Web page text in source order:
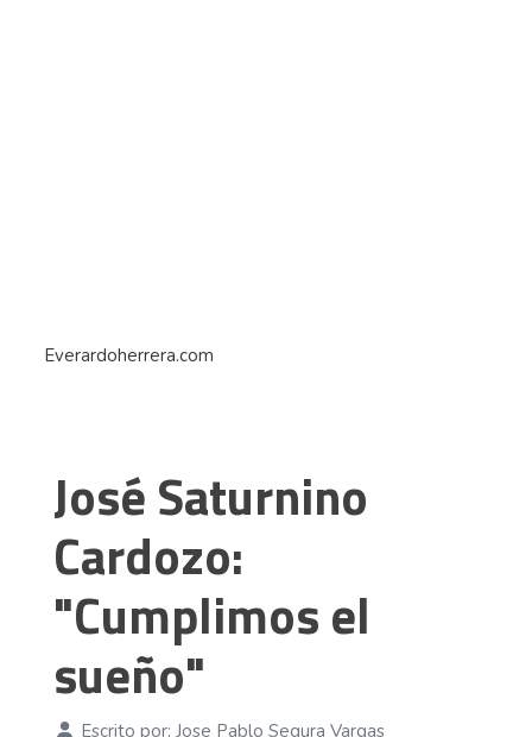
Everardoherrera.com
José Saturnino
Cardozo:
"Cumplimos el
sueño"
Escrito por: Jose Pablo Segura Vargas